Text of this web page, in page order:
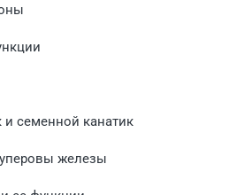
семенной канатик
железы